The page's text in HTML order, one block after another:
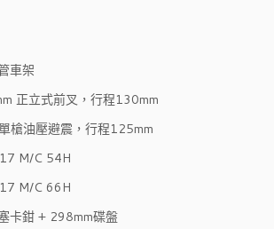
車架
正立式前叉，行程130mm
槍油壓避震，行程125mm
M/C 54H
M/C 66H
卡鉗 + 298mm碟盤